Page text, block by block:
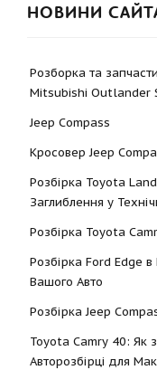
НОВИНИ
Розборка та
Mitsubishi Outlander
Jeep Compass
Кросовер Jeep
Розбірка Toyota
Заглиблення у
Розбірка Toyota
Розбірка Ford Edge в
Вашого Авто
Розбірка Jeep
Toyota Camry 40: Як
Авторозбірці для